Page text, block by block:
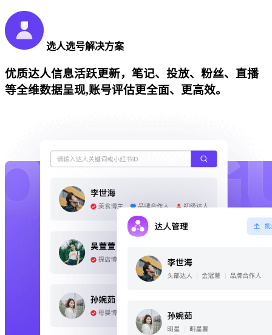
选人选号解决方案
优质达人信息活跃更新，笔记、投放、粉丝、直播
等全维数据呈现,账号评估更全面、更高效。